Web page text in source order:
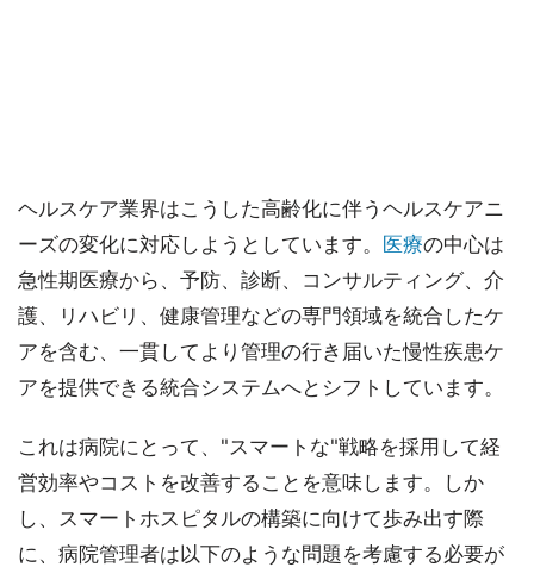
ヘルスケア業界はこうした高齢化に伴うヘルスケアニ
ーズの変化に対応しようとしています。 医療の中心は
急性期医療から、予防、診断、コンサルティング、介
護、リハビリ、健康管理などの専門領域を統合したケ
アを含む、一貫してより管理の行き届いた慢性疾患ケ
アを提供できる統合システムへとシフトしています。
これは病院にとって、"スマートな"戦略を採用して経
営効率やコストを改善することを意味します。しか
し、スマートホスピタルの構築に向けて歩み出す際
に、病院管理者は以下のような問題を考慮する必要が